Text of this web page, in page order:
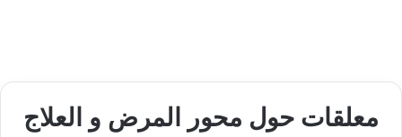
معلقات حول محور المرض و العلاج